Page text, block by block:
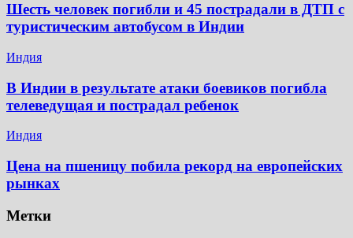
Шесть человек погибли и 45 пострадали в ДТП с
туристическим автобусом в Индии
Индия
В Индии в результате атаки боевиков погибла
телеведущая и пострадал ребенок
Индия
Цена на пшеницу побила рекорд на европейских
рынках
Метки